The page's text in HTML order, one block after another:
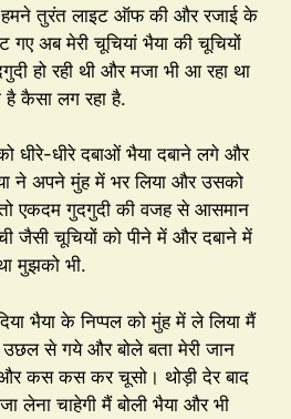
हमने तुरंत लाइट ऑफ की और रजाई के
अब मेरी चूचियां भैया की चूचियों
हो रही थी और मजा भी आ रहा था
है कैसा लग रहा है.
धीरे-धीरे दबाओं भैया दबाने लगे और
ने अपने मुंह में भर लिया और उसको
एकदम गुदगुदी की वजह से आसमान
जैसी चूचियों को पीने में और दबाने में
मुझको भी.
भैया के निप्पल को मुंह में ले लिया मैं
से गये और बोले बता मेरी जान
और कस कस कर चूसो। थोड़ी देर बाद
लेना चाहेगी मैं बोली भैया और भी